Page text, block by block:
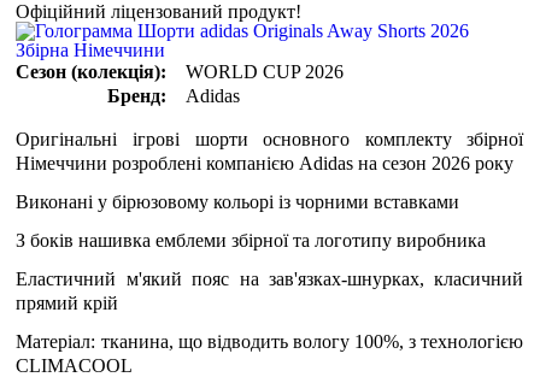
Офіційний ліцензований продукт!
Сезон (колекція):
WORLD CUP 2026
Бренд:
Adidas
Оригінальні ігрові шорти основного комплекту збірної
Німеччини розроблені компанією Adidas на сезон 2026 року
Виконані у бірюзовому кольорі із чорними вставками
З боків нашивка емблеми збірної та логотипу виробника
Еластичний м'який пояс на зав'язках-шнурках, класичний
прямий крій
Матеріал: тканина, що відводить вологу 100%, з технологією
CLIMACOOL